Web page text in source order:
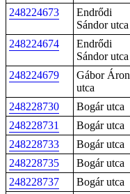
248224673
Endrődi
Sándor utca
248224674
Endrődi
Sándor utca
248224679
Gábor Áron
utca
248228730 Bogár utca
248228731
Bogár utca
248228733
Bogár utca
248228735
Bogár utca
248228737
Bogár utca